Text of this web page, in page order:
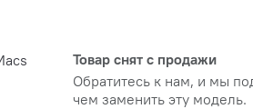
Товар снят с продажи
Обратитесь к нам, и мы
чем заменить эту модель.